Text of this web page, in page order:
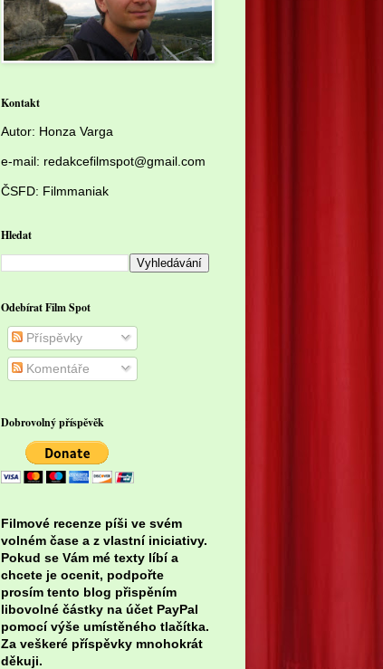
Kontakt
Autor: Honza Varga
e-mail: redakcefilmspot@gmail.com
ČSFD: Filmmaniak
Hledat
Odebírat Film Spot
Příspěvky
Komentáře
Dobrovolný příspěvěk
Filmové recenze píši ve svém
volném čase a z vlastní iniciativy.
Pokud se Vám mé texty líbí a
chcete je ocenit, podpořte
prosím tento blog přispěním
libovolné částky na účet PayPal
pomocí výše umístěného tlačítka.
Za veškeré příspěvky mnohokrát
děkuji.